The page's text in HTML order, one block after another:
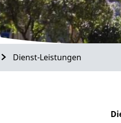
Dienst-Leistungen